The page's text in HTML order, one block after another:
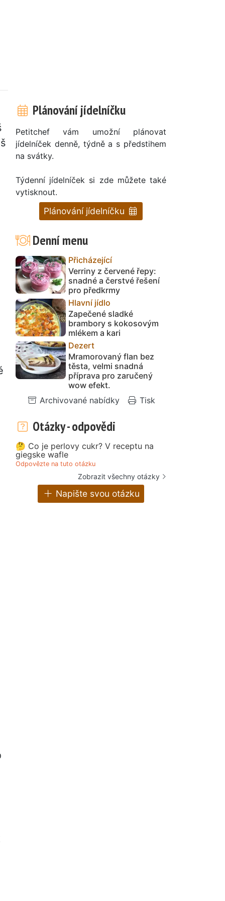
Plánování jídelníčku
Petitchef vám umožní plánovat
jídelníček denně, týdně a s předstihem
na svátky.
Týdenní jídelníček si zde můžete také
vytisknout.
Plánování jídelníčku
Denní menu
Přicházející
Verriny z červené řepy:
snadné a čerstvé řešení
pro předkrmy
Hlavní jídlo
Zapečené sladké
brambory s kokosovým
mlékem a kari
Dezert
Mramorovaný flan bez
těsta, velmi snadná
příprava pro zaručený
wow efekt.
Archivované nabídky
Tisk
Otázky - odpovědi
🤔 Co je perlovy cukr? V receptu na
giegske wafle
Odpovězte na tuto otázku
Zobrazit všechny otázky
Napište svou otázku